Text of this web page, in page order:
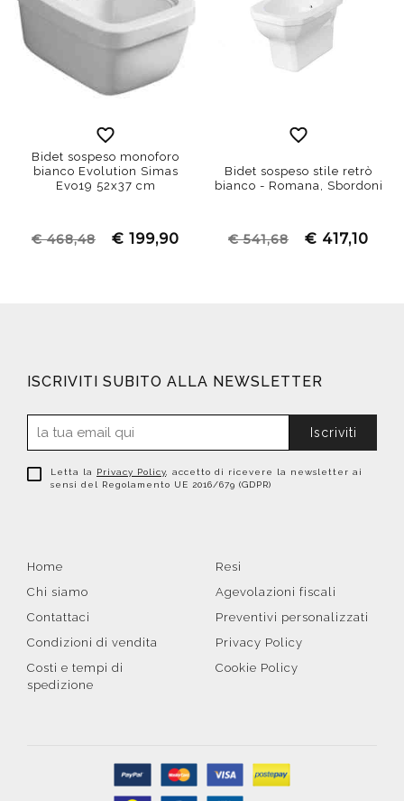
Bidet sospeso monoforo
bianco Evolution Simas
Evo19 52x37 cm
€ 468,48 € 199,90
Bidet sospeso stile retrò
bianco - Romana, Sbordoni
€ 541,68 € 417,10
ISCRIVITI SUBITO ALLA NEWSLETTER
Iscriviti
Letta la Privacy Policy , accetto di ricevere la newsletter ai
sensi del Regolamento UE 2016/679 (GDPR)
Home
Chi siamo
Contattaci
Condizioni di vendita
Costi e tempi di
spedizione
Resi
Agevolazioni fiscali
Preventivi personalizzati
Privacy Policy
Cookie Policy